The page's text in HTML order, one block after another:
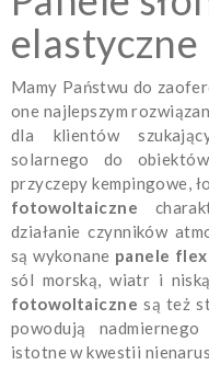
elastyczne
Mamy Państwu do
one najlepszym
dla klientów
solarnego do
przyczepy kempingowe,
fotowoltaiczne
działanie czynników
są wykonane panele flex
sól morską, wiatr i
fotowoltaiczne są też
powodują
istotne w kwestii